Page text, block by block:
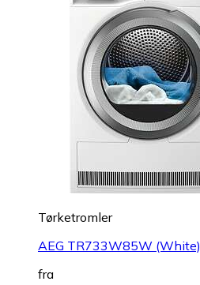
Tørketromler
AEG TR733W85W (White)
fra